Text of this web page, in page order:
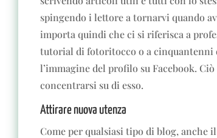
spingendo i lettore a tornarvi quando
importa quindi che ci si riferisca a
tutorial di fotoritocco o a cinquantenni
l’immagine del profilo su Facebook.
concentrarsi su di esso.
Attirare nuova utenza
Come per qualsiasi tipo di blog,